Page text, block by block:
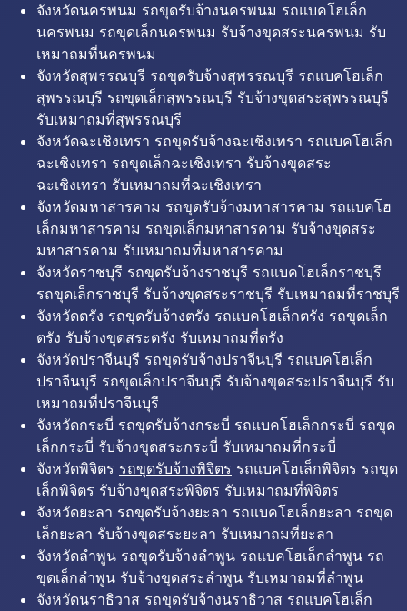
จังหวัดนครพนม รถขุดรับจ้างนครพนม รถแบคโฮเล็ก
นครพนม รถขุดเล็กนครพนม รับจ้างขุดสระนครพนม รับ
เหมาถมที่นครพนม
จังหวัดสุพรรณบุรี รถขุดรับจ้างสุพรรณบุรี รถแบคโฮเล็ก
สุพรรณบุรี รถขุดเล็กสุพรรณบุรี รับจ้างขุดสระสุพรรณบุรี
รับเหมาถมที่สุพรรณบุรี
จังหวัดฉะเชิงเทรา รถขุดรับจ้างฉะเชิงเทรา รถแบคโฮเล็ก
ฉะเชิงเทรา รถขุดเล็กฉะเชิงเทรา รับจ้างขุดสระ
ฉะเชิงเทรา รับเหมาถมที่ฉะเชิงเทรา
จังหวัดมหาสารคาม รถขุดรับจ้างมหาสารคาม รถแบคโฮ
เล็กมหาสารคาม รถขุดเล็กมหาสารคาม รับจ้างขุดสระ
มหาสารคาม รับเหมาถมที่มหาสารคาม
จังหวัดราชบุรี รถขุดรับจ้างราชบุรี รถแบคโฮเล็กราชบุรี
รถขุดเล็กราชบุรี รับจ้างขุดสระราชบุรี รับเหมาถมที่ราชบุรี
จังหวัดตรัง รถขุดรับจ้างตรัง รถแบคโฮเล็กตรัง รถขุดเล็ก
ตรัง รับจ้างขุดสระตรัง รับเหมาถมที่ตรัง
จังหวัดปราจีนบุรี รถขุดรับจ้างปราจีนบุรี รถแบคโฮเล็ก
ปราจีนบุรี รถขุดเล็กปราจีนบุรี รับจ้างขุดสระปราจีนบุรี รับ
เหมาถมที่ปราจีนบุรี
จังหวัดกระบี่ รถขุดรับจ้างกระบี่ รถแบคโฮเล็กกระบี่ รถขุด
เล็กกระบี่ รับจ้างขุดสระกระบี่ รับเหมาถมที่กระบี่
จังหวัดพิจิตร รถขุดรับจ้างพิจิตร รถแบคโฮเล็กพิจิตร รถขุด
เล็กพิจิตร รับจ้างขุดสระพิจิตร รับเหมาถมที่พิจิตร
จังหวัดยะลา รถขุดรับจ้างยะลา รถแบคโฮเล็กยะลา รถขุด
เล็กยะลา รับจ้างขุดสระยะลา รับเหมาถมที่ยะลา
จังหวัดลำพูน รถขุดรับจ้างลำพูน รถแบคโฮเล็กลำพูน รถ
ขุดเล็กลำพูน รับจ้างขุดสระลำพูน รับเหมาถมที่ลำพูน
จังหวัดนราธิวาส รถขุดรับจ้างนราธิวาส รถแบคโฮเล็ก